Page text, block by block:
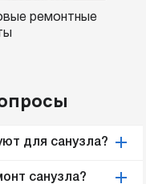
ремонтные
для санузла?
санузла?